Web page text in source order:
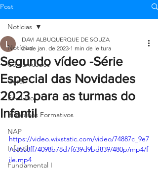
Post
Notícias
Comunicados
Geral
Ex-aluno
Itinerários Formativos
NAP
Infantil
Fundamental I
Notícias
Segundo vídeo -Série
Especial das Novidades
2023 para as turmas do
Infantil
DAVI ALBUQUERQUE DE SOUZA
24 de jan. de 2023 1 min de leitura
https://video.wixstatic.com/video/74887c_9e7
7e8558ff74098b78d7f639d9bd839/480p/mp4/f
ile.mp4